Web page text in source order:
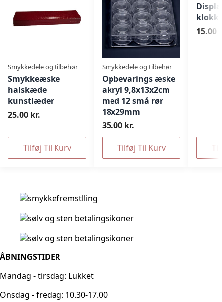
Smykkedele og tilbehør
Smykkeæske
halskæde
kunstlæder
25.00 kr.
Tilføj Til Kurv
Smykkedele og tilbehør
Opbevarings æske
akryl 9,8x13x2cm
med 12 små rør
18x29mm
35.00 kr.
Tilføj Til Kurv
15.00
ÅBNINGSTIDER
Mandag - tirsdag: Lukket
Onsdag - fredag: 10.30-17.00